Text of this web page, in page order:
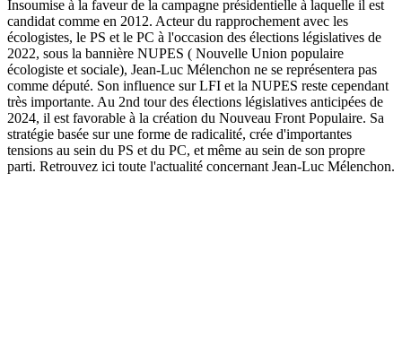
Insoumise à la faveur de la campagne présidentielle à laquelle il est
candidat comme en 2012. Acteur du rapprochement avec les
écologistes, le PS et le PC à l'occasion des élections législatives de
2022, sous la bannière NUPES ( Nouvelle Union populaire
écologiste et sociale), Jean-Luc Mélenchon ne se représentera pas
comme député. Son influence sur LFI et la NUPES reste cependant
très importante. Au 2nd tour des élections législatives anticipées de
2024, il est favorable à la création du Nouveau Front Populaire. Sa
stratégie basée sur une forme de radicalité, crée d'importantes
tensions au sein du PS et du PC, et même au sein de son propre
parti. Retrouvez ici toute l'actualité concernant Jean-Luc Mélenchon.